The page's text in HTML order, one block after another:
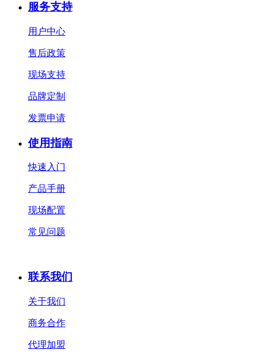
服务支持
用户中心
售后政策
现场支持
品牌定制
发票申请
使用指南
快速入门
产品手册
现场配置
常见问题
联系我们
关于我们
商务合作
代理加盟